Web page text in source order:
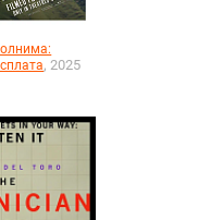
, 2025